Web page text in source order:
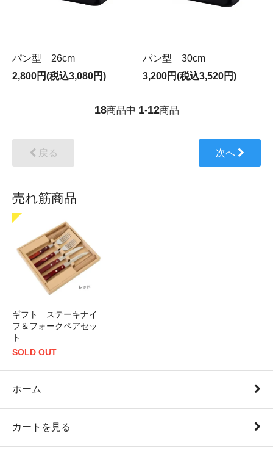
パン型 26cm
2,800円(税込3,080円)
パン型 30cm
3,200円(税込3,520円)
18商品中 1-12商品
戻る 次へ
売れ筋商品
ギフト ステーキナイ
フ＆フォークペアセッ
ト
SOLD OUT
ホーム
カートを見る